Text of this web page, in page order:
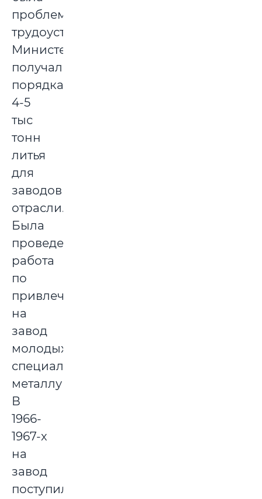
проблема
трудоустройства.
Министерство
получало
порядка
4-5
тыс
тонн
литья
для
заводов
отрасли.
Была
проведена
работа
по
привлечению
на
завод
молодых
специалистов-
металлургов.
В
1966-
1967-х
на
завод
поступило